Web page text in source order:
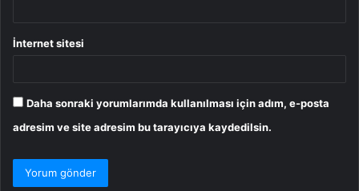
İnternet sitesi
Daha sonraki yorumlarımda kullanılması için adım, e-posta
adresim ve site adresim bu tarayıcıya kaydedilsin.